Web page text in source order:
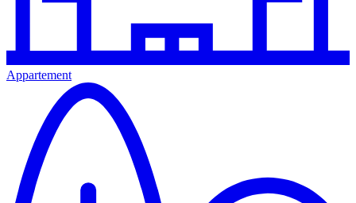
Appartement